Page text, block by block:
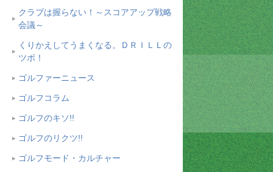
クラブは握らない！～スコアアップ戦略
会議～
くりかえしてうまくなる。ＤＲＩＬＬの
ツボ！
ゴルファーニュース
ゴルフコラム
ゴルフのキソ!!
ゴルフのリクツ!!
ゴルフモード・カルチャー